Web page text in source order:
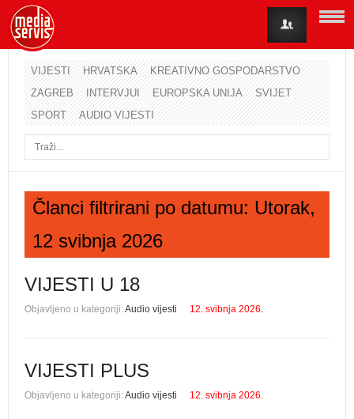
VIJESTI HRVATSKA
KREATIVNO GOSPODARSTVO
ZAGREB
INTERVJUI EUROPSKA UNIJA
SVIJET
SPORT
AUDIO VIJESTI
Članci filtrirani po datumu: Utorak,
12 svibnja 2026
VIJESTI U 18
Objavljeno u kategoriji:Audio vijesti 12. svibnja 2026.
VIJESTI PLUS
Objavljeno u kategoriji:Audio vijesti 12. svibnja 2026.
Korisničko ime
Lozinka
Zaboravili ste lozinku?